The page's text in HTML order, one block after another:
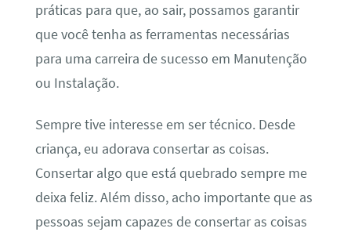
práticas para que, ao sair, possamos garantir
que você tenha as ferramentas necessárias
para uma carreira de sucesso em Manutenção
ou Instalação.
Sempre tive interesse em ser técnico. Desde
criança, eu adorava consertar as coisas.
Consertar algo que está quebrado sempre me
deixa feliz. Além disso, acho importante que as
pessoas sejam capazes de consertar as coisas